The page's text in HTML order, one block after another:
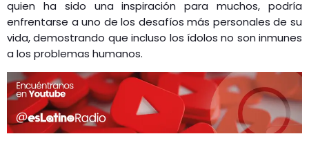
quien ha sido una inspiración para muchos, podría
enfrentarse a uno de los desafíos más personales de su
vida, demostrando que incluso los ídolos no son inmunes
a los problemas humanos.